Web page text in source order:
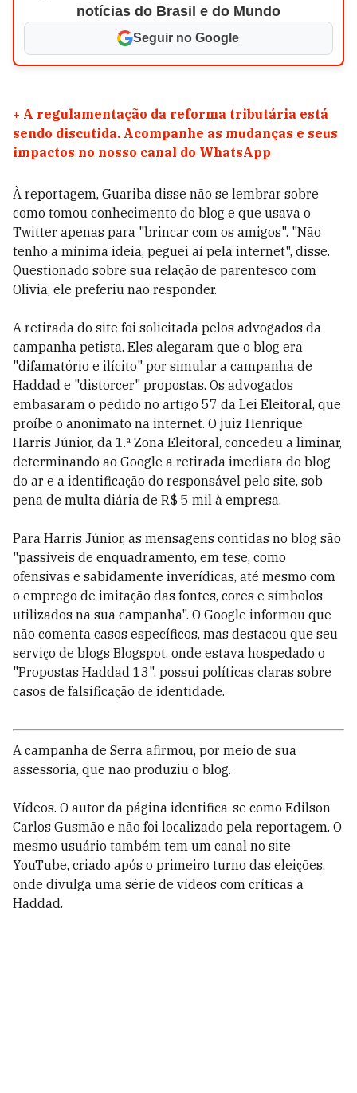
notícias do Brasil e do Mundo
Seguir no Google
+ A regulamentação da reforma tributária está
sendo discutida. Acompanhe as mudanças e seus
impactos no nosso canal do WhatsApp
À reportagem, Guariba disse não se lembrar sobre
como tomou conhecimento do blog e que usava o
Twitter apenas para "brincar com os amigos". "Não
tenho a mínima ideia, peguei aí pela internet", disse.
Questionado sobre sua relação de parentesco com
Olivia, ele preferiu não responder.
A retirada do site foi solicitada pelos advogados da
campanha petista. Eles alegaram que o blog era
"difamatório e ilícito" por simular a campanha de
Haddad e "distorcer" propostas. Os advogados
embasaram o pedido no artigo 57 da Lei Eleitoral, que
proíbe o anonimato na internet. O juiz Henrique
Harris Júnior, da 1.ª Zona Eleitoral, concedeu a liminar,
determinando ao Google a retirada imediata do blog
do ar e a identificação do responsável pelo site, sob
pena de multa diária de R$ 5 mil à empresa.
Para Harris Júnior, as mensagens contidas no blog são
"passíveis de enquadramento, em tese, como
ofensivas e sabidamente inverídicas, até mesmo com
o emprego de imitação das fontes, cores e símbolos
utilizados na sua campanha". O Google informou que
não comenta casos específicos, mas destacou que seu
serviço de blogs Blogspot, onde estava hospedado o
"Propostas Haddad 13", possui políticas claras sobre
casos de falsificação de identidade.
A campanha de Serra afirmou, por meio de sua
assessoria, que não produziu o blog.
Vídeos. O autor da página identifica-se como Edilson
Carlos Gusmão e não foi localizado pela reportagem. O
mesmo usuário também tem um canal no site
YouTube, criado após o primeiro turno das eleições,
onde divulga uma série de vídeos com críticas a
Haddad.